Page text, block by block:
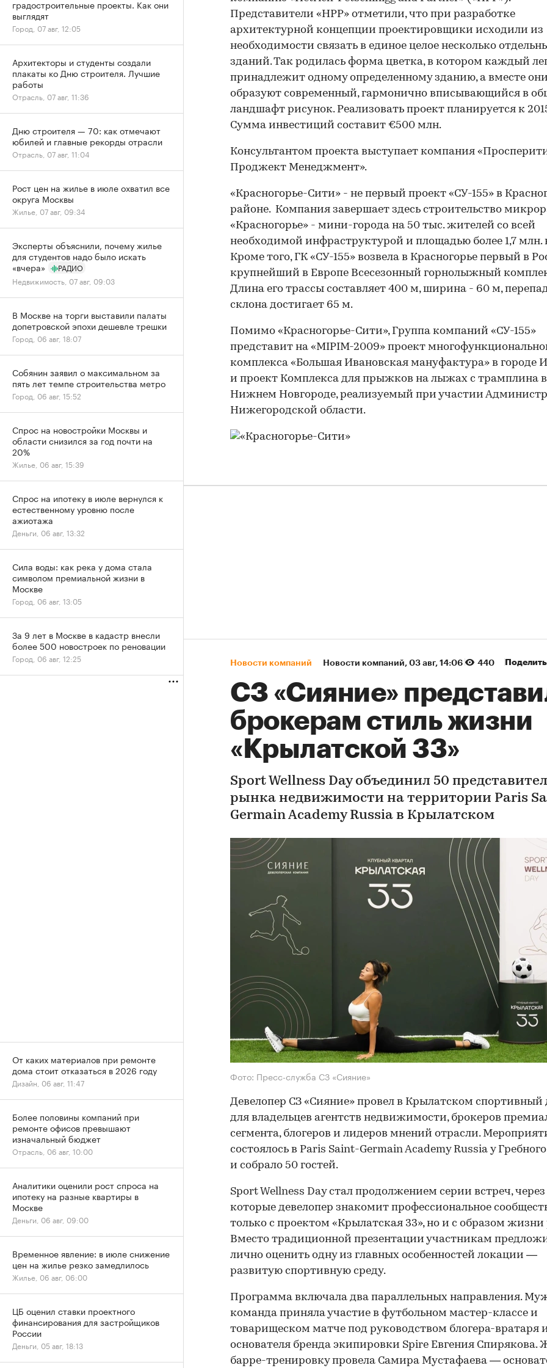
00:00 / 00:00
Представители «НРР» отметили, что при разработке
архитектурной концепции проектировщики исходили из
необходимости связать в единое целое несколько
зданий. Так родилась форма цветка, в котором каждый
принадлежит одному определенному зданию, а вместе
образуют современный, гармонично вписывающийся в
ландшафт рисунок. Реализовать проект планируется к
Сумма инвестиций составит €500 млн.
Консультантом проекта выступает компания
Проджект Менеджмент».
«Красногорье-Сити» - не первый проект «СУ-155» в
районе. Компания завершает здесь строительство
«Красногорье» - мини-города на 50 тыс. жителей со всей
необходимой инфраструктурой и площадью более 1,7 млн.
Кроме того, ГК «СУ-155» возвела в Красногорье первый в
крупнейший в Европе Всесезонный горнолыжный
Длина его трассы составляет 400 м, ширина - 60 м,
склона достигает 65 м.
Помимо «Красногорье-Сити», Группа компаний «СУ-155»
представит на «MIPIM-2009» проект
комплекса «Большая Ивановская мануфактура» в городе
и проект Комплекса для прыжков на лыжах с трамплина в
Нижнем Новгороде, реализуемый при участии
Нижегородской области.
Новости компаний Новости компаний⁠, 03 авг, 14:06 440
СЗ «Сияние»
брокерам стиль жизни
«Крылатской 33»
Sport Wellness Day объединил 50
рынка недвижимости на территории Paris
Germain Academy Russia в Крылатском
Фото: Пресс-служба СЗ «Сияние»
Девелопер СЗ «Сияние» провел в Крылатском спортивный
для владельцев агентств недвижимости, брокеров
сегмента, блогеров и лидеров мнений отрасли.
состоялось в Paris Saint-Germain Academy Russia у
и собрало 50 гостей.
Sport Wellness Day стал продолжением серии встреч, через
которые девелопер знакомит профессиональное
только с проектом «Крылатская 33», но и с образом жизни
Вместо традиционной презентации участникам
лично оценить одну из главных особенностей локации —
развитую спортивную среду.
Программа включала два параллельных направления.
команда приняла участие в футбольном мастер-классе и
товарищеском матче под руководством блогера-вратаря
основателя бренда экипировки Spire Евгения Спирякова.
барре-тренировку провела Самира Мустафаева —
градостроительные проекты. Как они
выглядят
Город, 07 авг, 12:05
Архитекторы и студенты создали
плакаты ко Дню строителя. Лучшие
работы
Отрасль, 07 авг, 11:36
Дню строителя — 70: как отмечают
юбилей и главные рекорды отрасли
Отрасль, 07 авг, 11:04
Рост цен на жилье в июле охватил все
округа Москвы
Жилье, 07 авг, 09:34
Эксперты объяснили, почему жилье
для студентов надо было искать
«вчера»
РАДИО
Недвижимость, 07 авг, 09:03
В Москве на торги выставили палаты
допетровской эпохи дешевле трешки
Город, 06 авг, 18:07
Собянин заявил о максимальном за
пять лет темпе строительства метро
Город, 06 авг, 15:52
Спрос на новостройки Москвы и
области снизился за год почти на
20%
Жилье, 06 авг, 15:39
Спрос на ипотеку в июле вернулся к
естественному уровню после
ажиотажа
Деньги, 06 авг, 13:32
Сила воды: как река у дома стала
символом премиальной жизни в
Москве
Город, 06 авг, 13:05
За 9 лет в Москве в кадастр внесли
более 500 новостроек по реновации
Город, 06 авг, 12:25
От каких материалов при ремонте
дома стоит отказаться в 2026 году
Дизайн, 06 авг, 11:47
Более половины компаний при
ремонте офисов превышают
изначальный бюджет
Отрасль, 06 авг, 10:00
Аналитики оценили рост спроса на
ипотеку на разные квартиры в
Москве
Деньги, 06 авг, 09:00
Временное явление: в июле снижение
цен на жилье резко замедлилось
Жилье, 06 авг, 06:00
ЦБ оценил ставки проектного
финансирования для застройщиков
России
Деньги, 05 авг, 18:13